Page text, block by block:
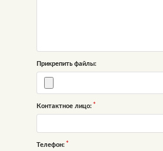
Прикрепить файлы:
Контактное лицо:
Телефон: